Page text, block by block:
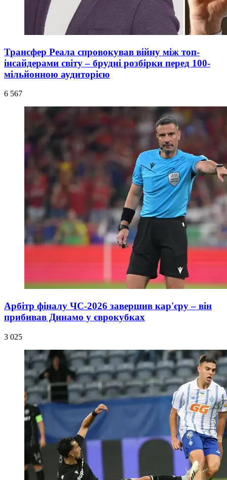
Трансфер Реала спровокував війну між топ-
інсайдерами світу – брудні розбірки перед 100-
мільйонною аудиторією
6 567
Арбітр фіналу ЧС-2026 завершив кар'єру – він
прибивав Динамо у єврокубках
3 025